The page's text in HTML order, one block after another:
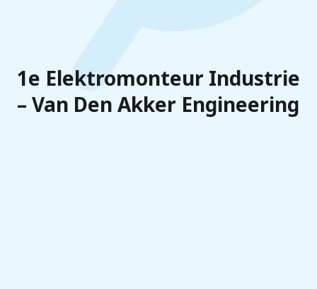
1e Elektromonteur Industrie
– Van Den Akker Engineering